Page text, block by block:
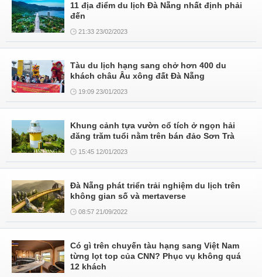
11 địa điểm du lịch Đà Nẵng nhất định phải
đến
21:33 23/02/2023
Tàu du lịch hạng sang chở hơn 400 du
khách châu Âu xông đất Đà Nẵng
19:09 23/01/2023
Khung cảnh tựa vườn cổ tích ở ngọn hải
đăng trăm tuổi nằm trên bán đảo Sơn Trà
15:45 12/01/2023
Đà Nẵng phát triển trải nghiệm du lịch trên
không gian số và mertaverse
08:57 21/09/2022
Có gì trên chuyến tàu hạng sang Việt Nam
từng lọt top của CNN? Phục vụ không quá
12 khách